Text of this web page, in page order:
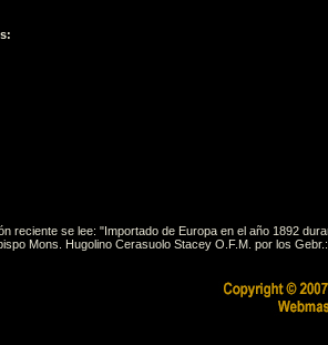
reciente se lee: "Importado de Europa en el año 1892
Mons. Hugolino Cerasuolo Stacey O.F.M. por los